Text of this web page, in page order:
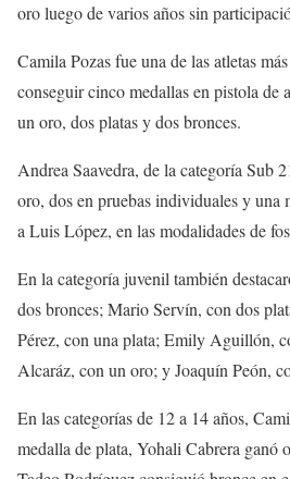
oro luego de varios años sin
Camila Pozas fue una de las atletas
conseguir cinco medallas en pistola de
un oro, dos platas y dos bronces.
Andrea Saavedra, de la categoría Sub
oro, dos en pruebas individuales y una
a Luis López, en las modalidades de
En la categoría juvenil también
dos bronces; Mario Servín, con dos
Pérez, con una plata; Emily Aguillón,
Alcaráz, con un oro; y Joaquín Peón,
En las categorías de 12 a 14 años,
medalla de plata, Yohali Cabrera ganó